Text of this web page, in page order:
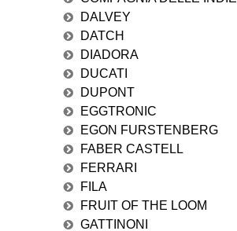
DALVEY
DATCH
DIADORA
DUCATI
DUPONT
EGGTRONIC
EGON FURSTENBERG
FABER CASTELL
FERRARI
FILA
FRUIT OF THE LOOM
GATTINONI